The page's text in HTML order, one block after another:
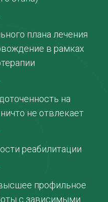
плана лечения
в рамках
на
не отвлекает
реабилитации
профильное
с зависимыми